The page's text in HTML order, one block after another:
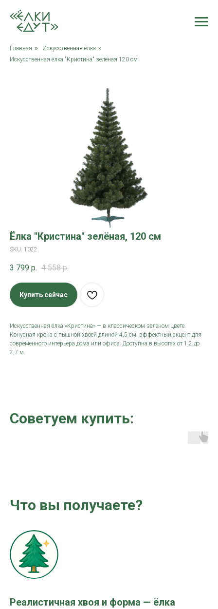
Главная » Искусственная ёлка »
Искусственная ёлка "Кристина" зелёная 120 см
Ёлка "Кристина" зелёная, 120 см
SKU: 1022
3 799 р. 4 558 р.
Купить сейчас
Искусственная ёлка «Кристина» — в классическом зелёном цвете.
Конусная крона с пышной хвоей длиной 4,5 см, эффектный акцент для
современного интерьера дома или офиса. Доступна в высотах от 1,2 до
2,7 м.
Советуем купить:
Что вы получаете?
Реалистичная хвоя и форма — ёлка